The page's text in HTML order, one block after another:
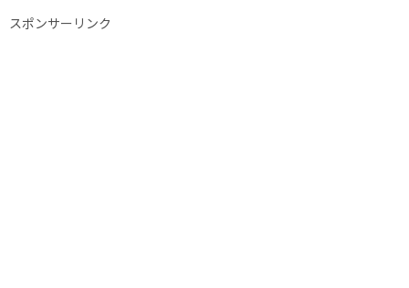
スポンサーリンク